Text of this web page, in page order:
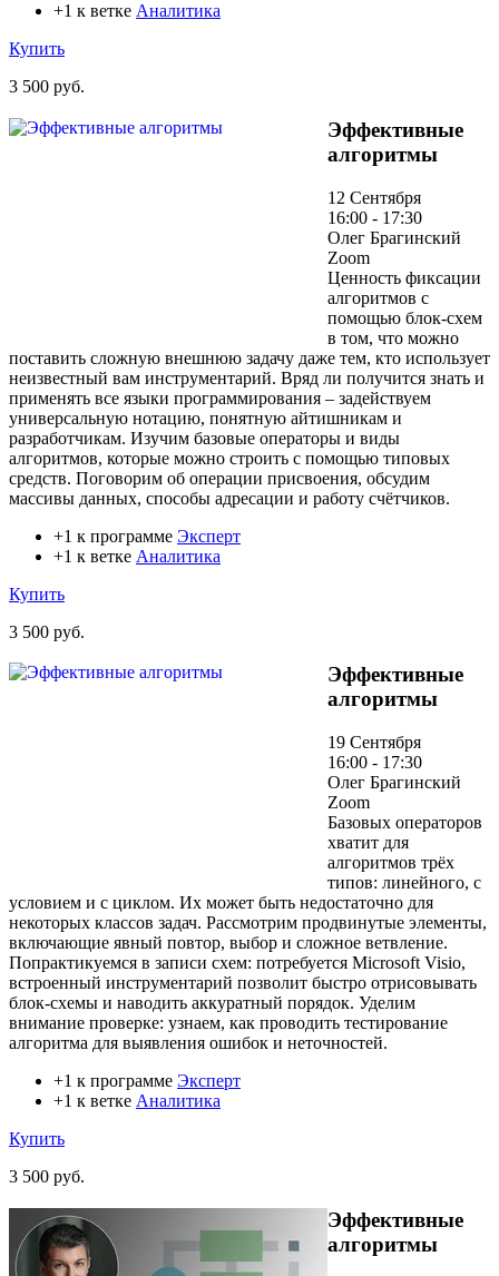
+1 к ветке Аналитика
Купить
3 500 руб.
Эффективные
алгоритмы
12 Сентября
16:00 - 17:30
Олег Брагинский
Zoom
Ценность фиксации
алгоритмов с
помощью блок-схем
в том, что можно
поставить сложную внешнюю задачу даже тем, кто использует
неизвестный вам инструментарий. Вряд ли получится знать и
применять все языки программирования – задействуем
универсальную нотацию, понятную айтишникам и
разработчикам. Изучим базовые операторы и виды
алгоритмов, которые можно строить с помощью типовых
средств. Поговорим об операции присвоения, обсудим
массивы данных, способы адресации и работу счётчиков.
+1 к программе Эксперт
+1 к ветке Аналитика
Купить
3 500 руб.
Эффективные
алгоритмы
19 Сентября
16:00 - 17:30
Олег Брагинский
Zoom
Базовых операторов
хватит для
алгоритмов трёх
типов: линейного, с
условием и с циклом. Их может быть недостаточно для
некоторых классов задач. Рассмотрим продвинутые элементы,
включающие явный повтор, выбор и сложное ветвление.
Попрактикуемся в записи схем: потребуется Microsoft Visio,
встроенный инструментарий позволит быстро отрисовывать
блок-схемы и наводить аккуратный порядок. Уделим
внимание проверке: узнаем, как проводить тестирование
алгоритма для выявления ошибок и неточностей.
+1 к программе Эксперт
+1 к ветке Аналитика
Купить
3 500 руб.
Эффективные
алгоритмы